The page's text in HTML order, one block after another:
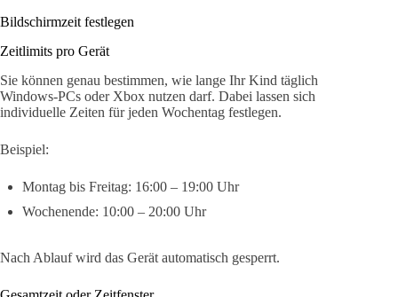
Bildschirmzeit festlegen
Zeitlimits pro Gerät
Sie können genau bestimmen, wie lange Ihr Kind täglich
Windows-PCs oder Xbox nutzen darf. Dabei lassen sich
individuelle Zeiten für jeden Wochentag festlegen.
Beispiel:
Montag bis Freitag: 16:00 – 19:00 Uhr
Wochenende: 10:00 – 20:00 Uhr
Nach Ablauf wird das Gerät automatisch gesperrt.